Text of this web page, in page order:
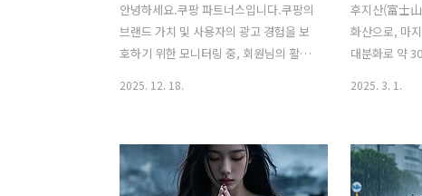
안녕하세요.쿠팡 파트너스입니다.쿠팡의
브랜드 가치 및 사용자의 광고 경험을 보
호하기 위한 모니터링 중, 회원님의 활동
요]- AFID: AF6838309- Subid:
subbicoupang - 위반 일자 : 2025-11-
16- 위반 지면 :
2025. 12. 18.
후지산(富士
화산으로, 마
대분화로 약
할 확률에 대
음과 같은 요
후지산의 분
2025. 3. 1.